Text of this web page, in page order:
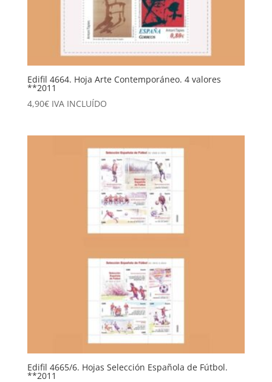
Edifil 4664. Hoja Arte Contemporáneo. 4 valores
**2011
4,90€ IVA INCLUÍDO
Edifil 4665/6. Hojas Selección Española de Fútbol.
**2011